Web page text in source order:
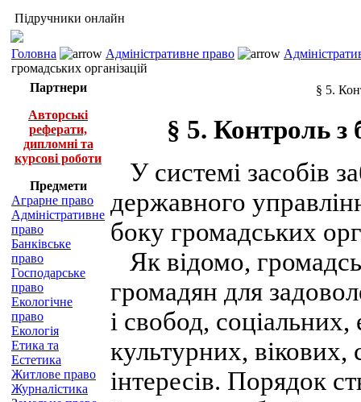
Підручники онлайн
Головна Адміністративне право
громадських організацій
Партнери
Авторські
реферати,
дипломні та
курсові роботи
Предмети
Аграрне право
Адміністративне
право
Банківське
право
Господарське
право
Екологічне
право
Екологія
Етика та
Естетика
Житлове право
Журналістика
§ 5.
§ 5. Контроль з
У системі засобів
державного
боку громадських
Як відомо,
громадян для
і свобод,
культурних,
інтересів. Порядок